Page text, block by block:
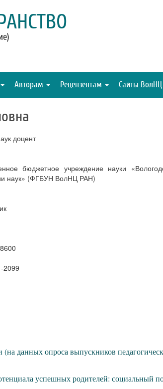
Авторам Рецензентам Сайты
доцент
бюджетное учреждение науки
наук» (ФГБУН ВолНЦ РАН)
2099
(на данных опроса выпускников
успешных родителей: социальный